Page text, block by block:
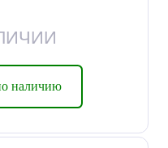
наличию